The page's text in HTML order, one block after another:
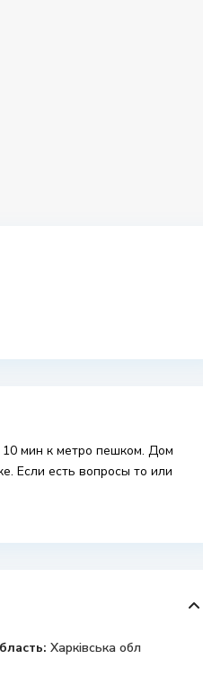
мин к метро пешком. Дом
Если есть вопросы то или
Харківська обл